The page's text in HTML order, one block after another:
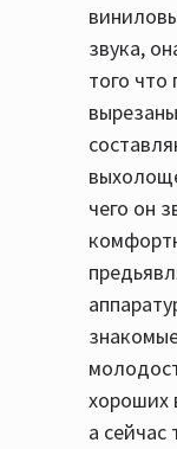
звука,
того что
чего он
хороших
а сейчас